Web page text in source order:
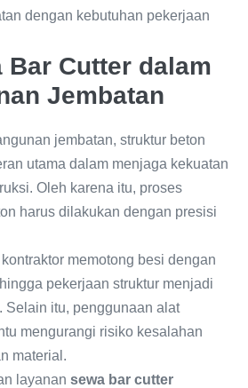
dengan kebutuhan pekerjaan
Bar Cutter dalam
Jembatan
jembatan, struktur beton
utama dalam menjaga kekuatan
Oleh karena itu, proses
harus dilakukan dengan presisi
memotong besi dengan
pekerjaan struktur menjadi
Selain itu, penggunaan alat
mengurangi risiko kesalahan
material.
layanan sewa bar cutter